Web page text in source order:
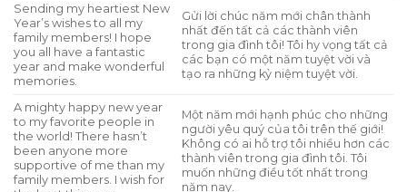
Sending my heartiest New
Year’s wishes to all my
family members! I hope
you all have a fantastic
year and make wonderful
memories.
Gửi lời chúc năm mới chân thành
nhất đến tất cả các thành viên
trong gia đình tôi! Tôi hy vọng tất cả
các bạn có một năm tuyệt vời và
tạo ra những kỷ niệm tuyệt vời.
A mighty happy new year
to my favorite people in
the world! There hasn’t
been anyone more
supportive of me than my
family members. I wish for
Một năm mới hạnh phúc cho những
người yêu quý của tôi trên thế giới!
Không có ai hỗ trợ tôi nhiều hơn các
thành viên trong gia đình tôi. Tôi
muốn những điều tốt nhất trong
năm nay.